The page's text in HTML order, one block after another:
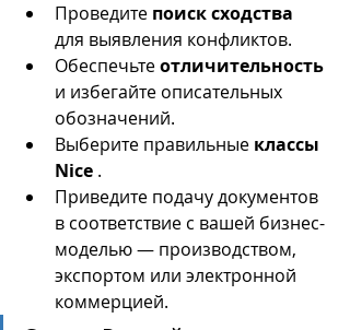
Проведите поиск сходства
для выявления конфликтов.
Обеспечьте отличительность
и избегайте описательных
обозначений.
Выберите правильные классы
Nice .
Приведите подачу документов
в соответствие с вашей бизнес-
моделью — производством,
экспортом или электронной
коммерцией.